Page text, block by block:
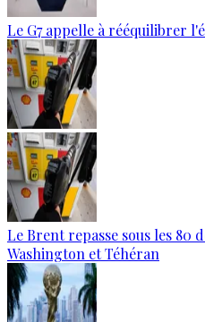
Le G7 appelle à rééquilibrer
Le Brent repasse sous les 80
Washington et Téhéran